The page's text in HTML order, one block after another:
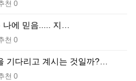
천 0
에 믿음..... 지…
천 0
기다리고 계시는 것일까?…
천 0